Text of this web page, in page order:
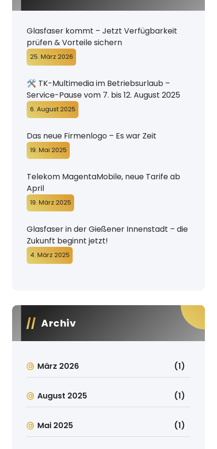
Glasfaser kommt – Jetzt Verfügbarkeit
prüfen & Vorteile sichern
25. März 2026
🛠️ TK-Multimedia im Betriebsurlaub –
Service-Pause vom 7. bis 12. August 2025
6. August 2025
Das neue Firmenlogo – Es war Zeit
19. Mai 2025
Telekom MagentaMobile, neue Tarife ab
April
19. März 2025
Glasfaser in der Gießener Innenstadt – die
Zukunft beginnt jetzt!
4. März 2025
Archiv
März 2026 (1)
August 2025 (1)
Mai 2025 (1)